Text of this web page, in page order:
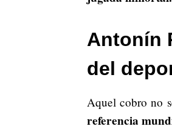
Antonín
del
Aquel cobro no
referencia